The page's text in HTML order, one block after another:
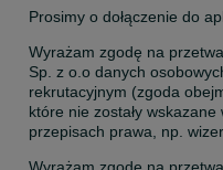
Prosimy o dołączenie do
Wyrażam zgodę na
Sp. z o.o danych
rekrutacyjnym (zgoda
które nie zostały
przepisach prawa, np.